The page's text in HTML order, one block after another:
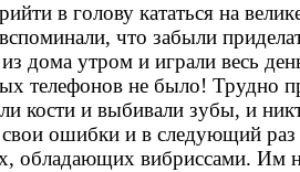
в голову кататься на
что забыли
дома утром и играли весь
телефонов не было!
кости и выбивали зубы, и
ошибки и в следующий
обладающих вибриссами. Им